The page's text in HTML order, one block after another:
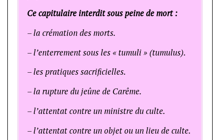
Ce capitulaire interdit sous peine de mort :
– la crémation des morts.
– l’enterrement sous les « tumuli » (tumulus).
– les pratiques sacrificielles.
– la rupture du jeûne de Carême.
– l’attentat contre un ministre du culte.
– l’attentat contre un objet ou un lieu de culte.